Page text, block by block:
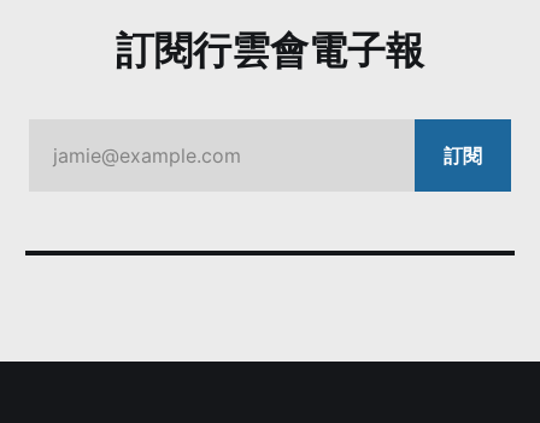
訂閱行雲會電子報
jamie@example.com 訂閱